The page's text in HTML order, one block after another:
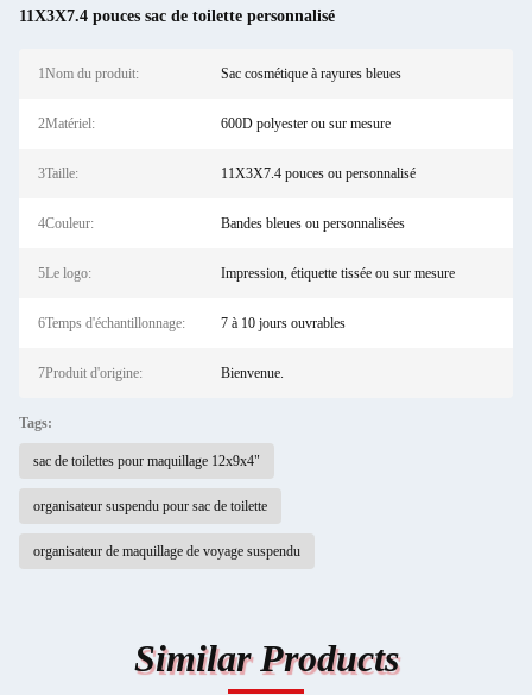
11X3X7.4 pouces sac de toilette personnalisé
1Nom du produit: Sac cosmétique à rayures bleues
2Matériel: 600D polyester ou sur mesure
3Taille: 11X3X7.4 pouces ou personnalisé
4Couleur: Bandes bleues ou personnalisées
5Le logo: Impression, étiquette tissée ou sur mesure
6Temps d'échantillonnage: 7 à 10 jours ouvrables
7Produit d'origine: Bienvenue.
Tags:
sac de toilettes pour maquillage 12x9x4"
organisateur suspendu pour sac de toilette
organisateur de maquillage de voyage suspendu
Similar Products